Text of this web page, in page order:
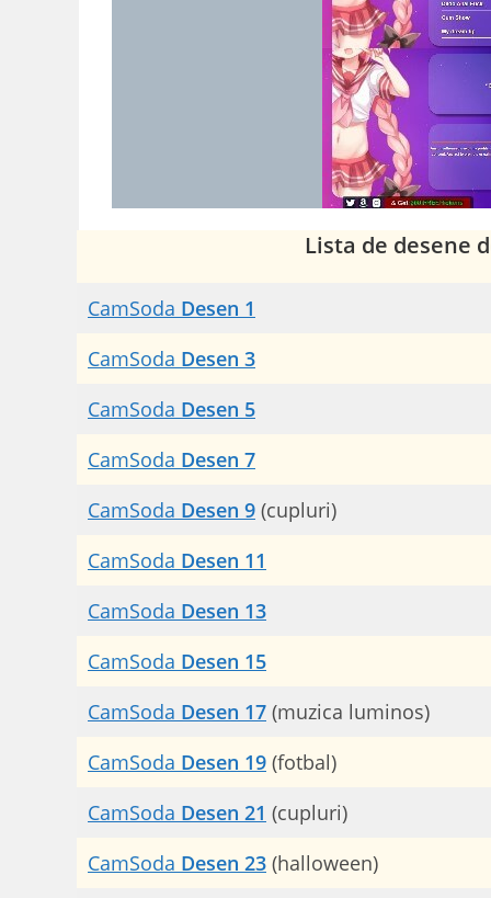
Lista de desene
CamSoda Desen 1
CamSoda Desen 3
CamSoda Desen 5
CamSoda Desen 7
CamSoda Desen 9 (cupluri)
CamSoda Desen 11
CamSoda Desen 13
CamSoda Desen 15
CamSoda Desen 17 (muzica luminos)
CamSoda Desen 19 (fotbal)
CamSoda Desen 21 (cupluri)
CamSoda Desen 23 (halloween)